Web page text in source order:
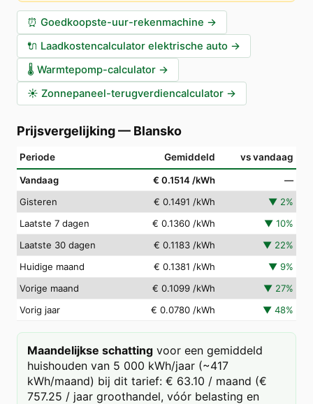
⏰ Goedkoopste-uur-rekenmachine →
🔌 Laadkostencalculator elektrische auto →
🌡️ Warmtepomp-calculator →
☀️ Zonnepaneel-terugverdiencalculator →
Prijsvergelijking— Blansko
Periode Gemiddeld vs vandaag
Vandaag € 0.1514 /kWh
—
Gisteren
€ 0.1491 /kWh ▼ 2%
Laatste 7 dagen
€ 0.1360 /kWh ▼ 10%
Laatste 30 dagen
€ 0.1183 /kWh ▼ 22%
Huidige maand
€ 0.1381 /kWh ▼ 9%
Vorige maand
€ 0.1099 /kWh ▼ 27%
Vorig jaar
€ 0.0780 /kWh ▼ 48%
Maandelijkse schatting voor een gemiddeld
huishouden van 5 000 kWh/jaar (~417
kWh/maand) bij dit tarief: € 63.10 / maand (€
757.25 / jaar groothandel, vóór belasting en